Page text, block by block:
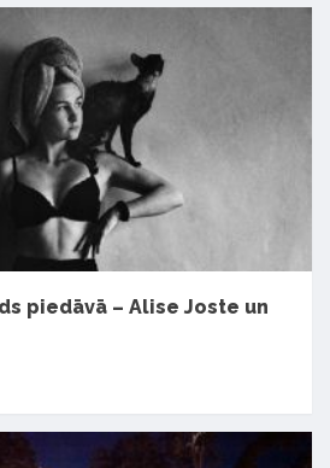
piedāvā – Alise Joste un